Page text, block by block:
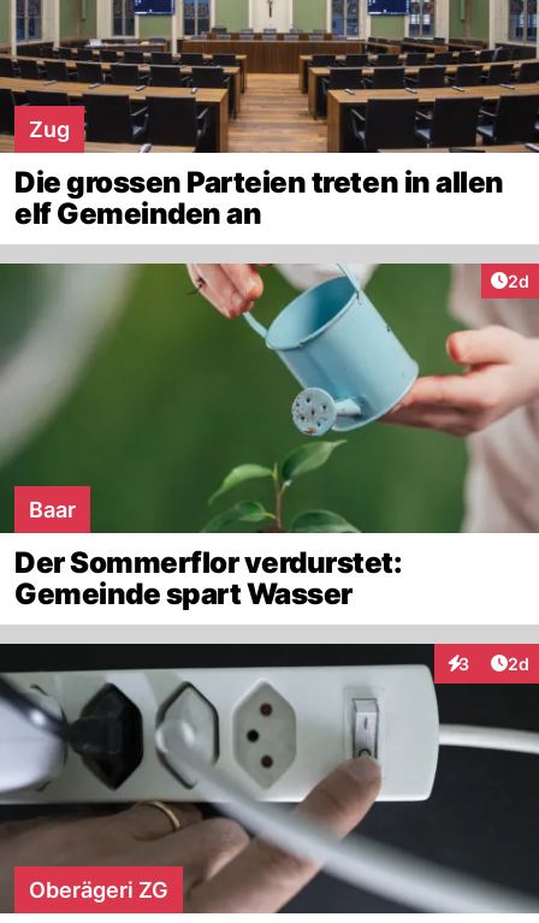
Zug
Die grossen Parteien treten in allen
elf Gemeinden an
2d
Baar
Der Sommerflor verdurstet:
Gemeinde spart Wasser
3 2d
Oberägeri ZG